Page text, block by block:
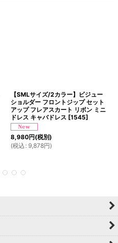
【SMLサイズ/2カラー】ビジュー
ショルダー フロントジップ セット
アップ フレアスカート リボン ミニ
ドレス キャバドレス [1545]
8,980円(税別)
(税込 : 9,878円)